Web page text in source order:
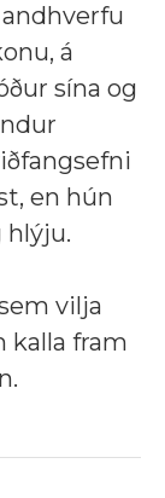
á
sína og
en hún
hlýju.
vilja
kalla fram